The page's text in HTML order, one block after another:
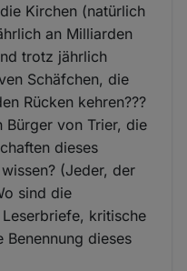
Kirchen (natürlich
an Milliarden
trotz jährlich
Schäfchen, die
Rücken kehren???
von Trier, die
dieses
(Jeder, der
sind die
kritische
Benennung dieses